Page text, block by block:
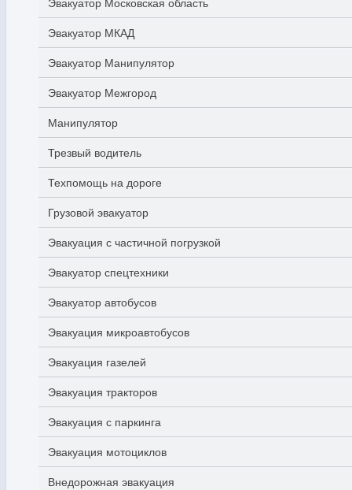
Эвакуатор Московская область
Эвакуатор МКАД
Эвакуатор Манипулятор
Эвакуатор Межгород
Манипулятор
Трезвый водитель
Техпомощь на дороге
Грузовой эвакуатор
Эвакуация с частичной погрузкой
Эвакуатор спецтехники
Эвакуатор автобусов
Эвакуация микроавтобусов
Эвакуация газелей
Эвакуация тракторов
Эвакуация с паркинга
Эвакуация мотоциклов
Внедорожная эвакуация